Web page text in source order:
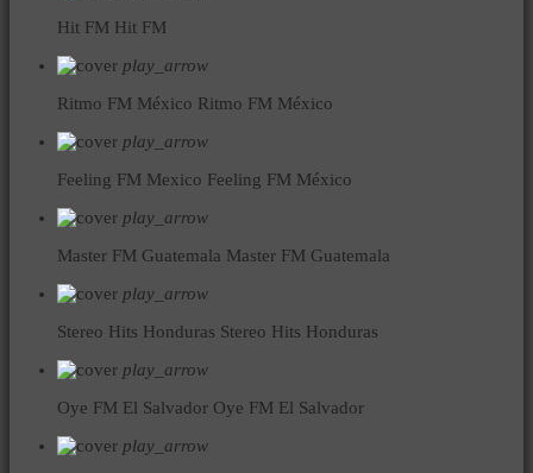
Hit FM Hit FM
play_arrow
Ritmo FM México Ritmo FM México
play_arrow
Feeling FM Mexico Feeling FM México
play_arrow
Master FM Guatemala Master FM Guatemala
play_arrow
Stereo Hits Honduras Stereo Hits Honduras
play_arrow
Oye FM El Salvador Oye FM El Salvador
play_arrow